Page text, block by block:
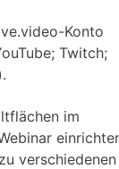
Konto
Twitch;
im
verschiedenen